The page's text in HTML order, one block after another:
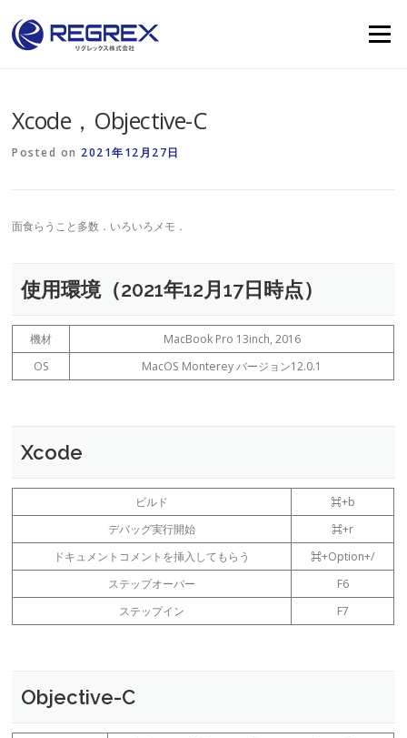
content
Menu
Xcode，Objective-C
Posted on 2021年12月27日
面食らうこと多数．いろいろメモ．
使用環境（2021年12月17日時点）
機材
MacBook Pro 13inch, 2016
OS
MacOS Monterey バージョン12.0.1
Xcode
ビルド
⌘+b
デバッグ実行開始
⌘+r
ドキュメントコメントを挿入してもらう
⌘+Option+/
ステップオーバー
F6
ステップイン
F7
Objective-C